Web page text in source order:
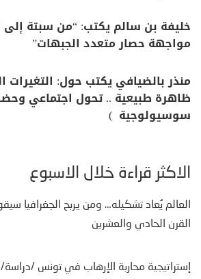
خليفة بن سالم يكتب: “من سبتة
مواجهة حصار متعدد الجبهات”
منذر بالضيافي يكتب حول: التغيرات
ظاهرة طبيعية .. تحول اجتماعي
سوسيولوجية )
الأكثر قراءة خلال الأسبوع
العالم يُعاد تشكيله… ومن يربح الجغرافيا
القرن الحادي والعشرين
إستراتيجية محاربة الإرهاب في تونس /دراسة/